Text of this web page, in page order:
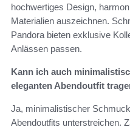
hochwertiges Design,
Materialien auszeichnen.
Pandora bieten exklusive
Anlässen passen.
Kann ich auch
eleganten Abendoutfit
Ja, minimalistischer
Abendoutfits unterstreichen.